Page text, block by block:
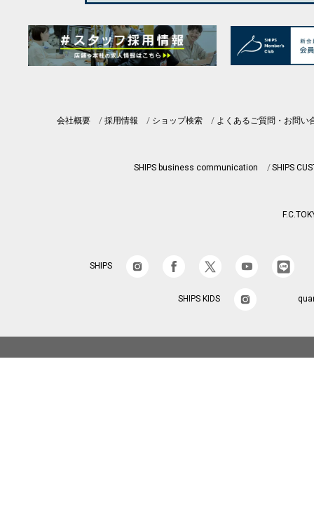
会社概要 採用情報 ショップ検索 よくあるご質問・お問い
SHIPS business communication SHIPS
SHIPS
SHIPS KIDS